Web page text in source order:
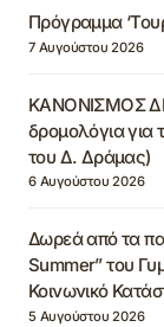
Πρόγραμμα
7 Αυγούστου 2026
ΚΑΝΟΝΙΣΜΟΣ
δρομολόγια για
του Δ. Δράμας)
6 Αυγούστου 2026
Δωρεά από τα
Summer” του
Κοινωνικό
5 Αυγούστου 2026